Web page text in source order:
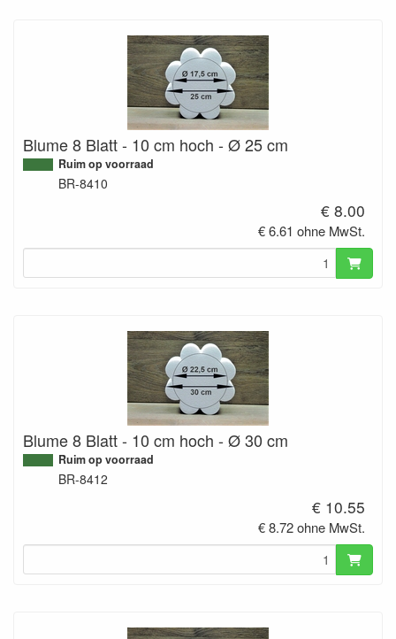
Blume 8 Blatt - 10 cm hoch - Ø 25 cm
Ruim op voorraad
BR-8410
€ 8.00
€ 6.61 ohne MwSt.
Blume 8 Blatt - 10 cm hoch - Ø 30 cm
Ruim op voorraad
BR-8412
€ 10.55
€ 8.72 ohne MwSt.